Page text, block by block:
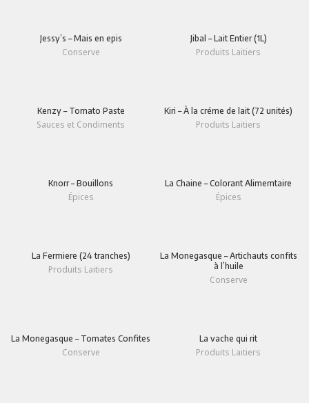
Jessy’s – Mais en epis
Conserve
Jibal – Lait Entier (1L)
Produits Laitiers
Kenzy – Tomato Paste
Sauces et Condiments
Kiri – À la créme de lait (72 unités)
Produits Laitiers
Knorr – Bouillons
Épices
La Chaine – Colorant Alimemtaire
Épices
La Fermiere (24 tranches)
Produits Laitiers
La Monegasque – Artichauts confits
à l’huile
Conserve
La Monegasque – Tomates Confites
Conserve
La vache qui rit
Produits Laitiers